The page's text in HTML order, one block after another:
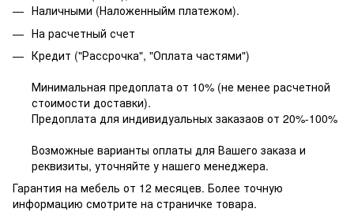
Наличными (Наложенныйм платежом).
На расчетный счет
Кредит ("Рассрочка", "Оплата частями")
Минимальная предоплата от 10% (не менее расчетной
стоимости доставки).
Предоплата для индивидуальных заказаов от 20%-100%
Возможные варианты оплаты для Вашего заказа и
реквизиты, уточняйте у нашего менеджера.
Гарантия на мебель от 12 месяцев. Более точную
информацию смотрите на страничке товара.